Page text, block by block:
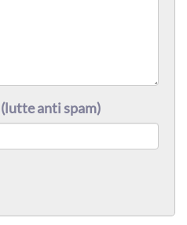
(lutte anti spam)